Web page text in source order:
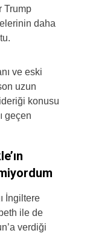
Trump
daha
ve eski
uzun
konusu
geçen
İngiltere
ile de
verdiği